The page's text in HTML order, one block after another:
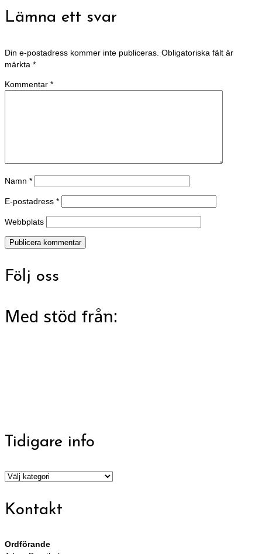
Lämna ett svar
Din e-postadress kommer inte publiceras. Obligatoriska fält är
märkta *
Kommentar *
Namn *
E-postadress *
Webbplats
Följ oss
Med stöd från:
Tidigare info
Tidigare
Kontakt
Ordförande